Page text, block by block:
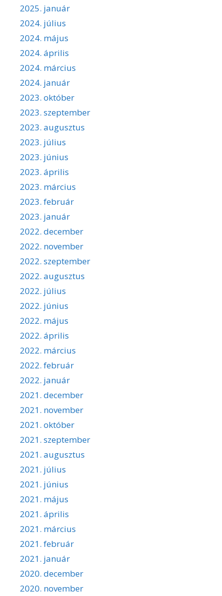
2025. január
2024. július
2024. május
2024. április
2024. március
2024. január
2023. október
2023. szeptember
2023. augusztus
2023. július
2023. június
2023. április
2023. március
2023. február
2023. január
2022. december
2022. november
2022. szeptember
2022. augusztus
2022. július
2022. június
2022. május
2022. április
2022. március
2022. február
2022. január
2021. december
2021. november
2021. október
2021. szeptember
2021. augusztus
2021. július
2021. június
2021. május
2021. április
2021. március
2021. február
2021. január
2020. december
2020. november